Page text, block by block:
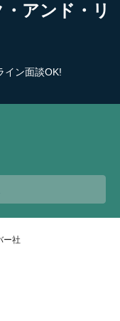
アンド・リ
イン面談OK!
ー社